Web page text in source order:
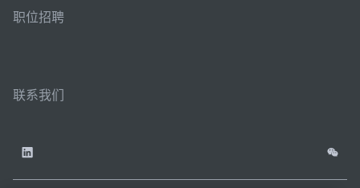
职位招聘
联系我们